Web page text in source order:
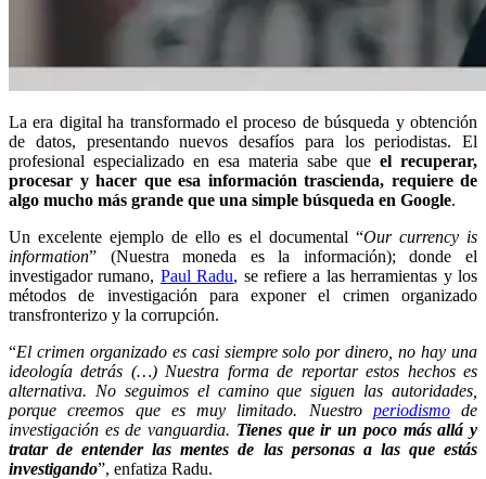
La era digital ha transformado el proceso de búsqueda y obtención
de datos, presentando nuevos desafíos para los periodistas. El
profesional especializado en esa materia sabe que el recuperar,
procesar y hacer que esa información trascienda, requiere de
algo mucho más grande que una simple búsqueda en Google.
Un excelente ejemplo de ello es el documental “Our currency is
information” (Nuestra moneda es la información); donde el
investigador rumano, Paul Radu, se refiere a las herramientas y los
métodos de investigación para exponer el crimen organizado
transfronterizo y la corrupción.
“El crimen organizado es casi siempre solo por dinero, no hay una
ideología detrás (…) Nuestra forma de reportar estos hechos es
alternativa. No seguimos el camino que siguen las autoridades,
porque creemos que es muy limitado. Nuestro periodismode
investigación es de vanguardia. Tienes que ir un poco más allá y
tratar de entender las mentes de las personas a las que estás
investigando”, enfatiza Radu.